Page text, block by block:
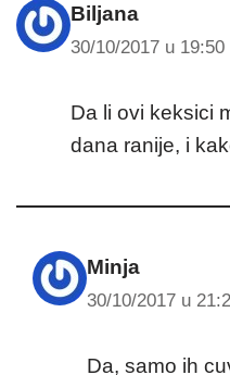
Biljana
30/10/2017 u 19:50
Da li ovi keksici
dana ranije, i
Minja
30/10/2017 u
Da, samo ih